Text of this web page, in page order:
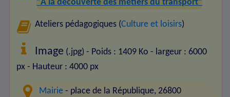
"À la découverte des métiers du transport"
Ateliers pédagogiques (Culture et loisirs)
Image (.jpg) - Poids : 1409 Ko - largeur : 6000
px - Hauteur : 4000 px
Mairie - place de la République, 26800